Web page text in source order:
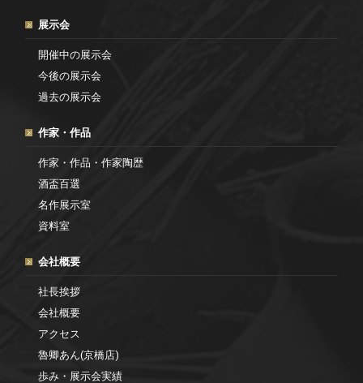
展示会
開催中の展示会
今後の展示会
過去の展示会
作家・作品
作家・作品・作家陶歴
酒盃百選
名作展示室
資料室
会社概要
社長挨拶
会社概要
アクセス
魯卿あん(京橋店)
歩み・展示会実績